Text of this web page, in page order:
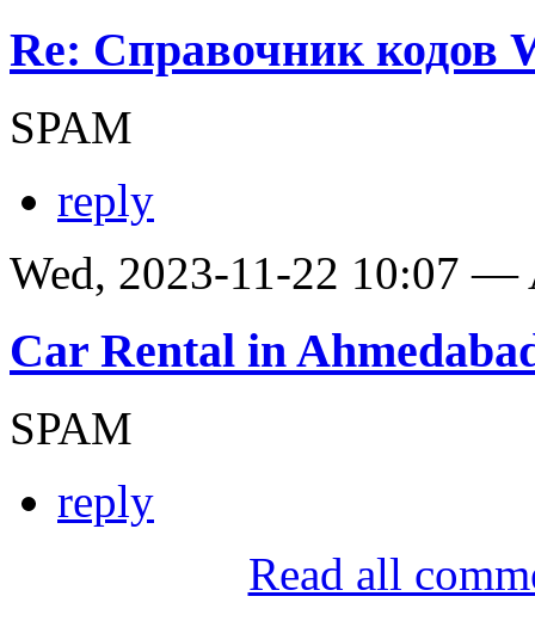
Re: Справочник кодов
SPAM
reply
Wed, 2023-11-22 10:07 —
Car Rental in
SPAM
reply
Read all